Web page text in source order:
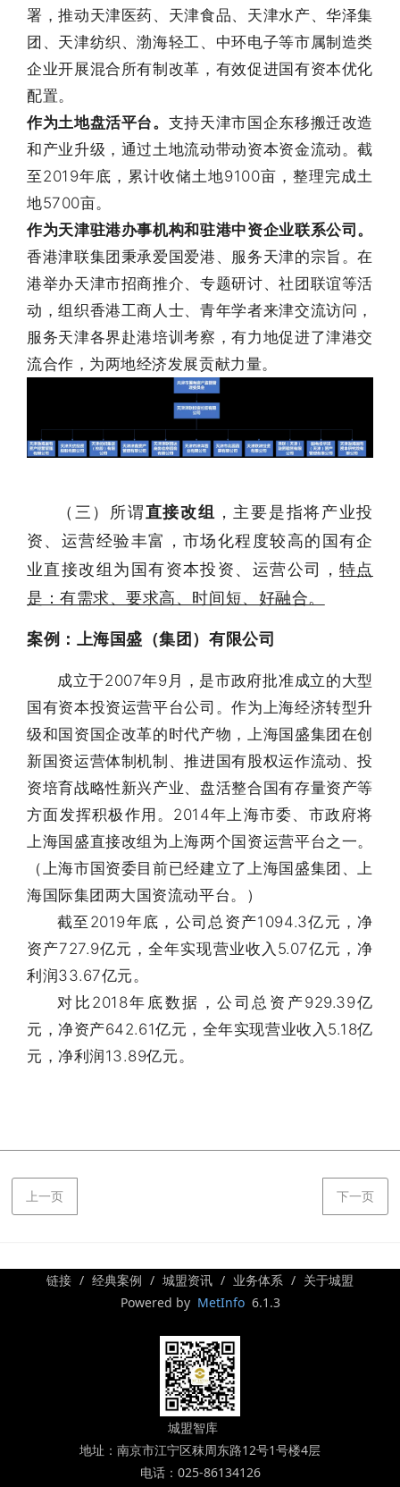
署，推动天津医药、天津食品、天津水产、华泽集
团、天津纺织、渤海轻工、中环电子等市属制造类
企业开展混合所有制改革，有效促进国有资本优化
配置。
作为土地盘活平台。 支持天津市国企东移搬迁改造
和产业升级，通过土地流动带动资本资金流动。截
至2019年底，累计收储土地9100亩，整理完成土
地5700亩。
作为天津驻港办事机构和驻港中资企业联系公司。
香港津联集团秉承爱国爱港、服务天津的宗旨。在
港举办天津市招商推介、专题研讨、社团联谊等活
动，组织香港工商人士、青年学者来津交流访问，
服务天津各界赴港培训考察，有力地促进了津港交
流合作，为两地经济发展贡献力量。
（三）所谓直接改组 ，主要是指将产业投
资、运营经验丰富，市场化程度较高的国有企
业直接改组为国有资本投资、运营公司，特点
是：有需求、要求高、时间短、好融合。
案例：上海国盛（集团）有限公司
成立于2007年9月，是市政府批准成立的大型
国有资本投资运营平台公司。作为上海经济转型升
级和国资国企改革的时代产物，上海国盛集团在创
新国资运营体制机制、推进国有股权运作流动、投
资培育战略性新兴产业、盘活整合国有存量资产等
方面发挥积极作用。 2014年上海市委、市政府将
上海国盛直接改组为上海两个国资运营平台之一。
（上海市国资委目前已经建立了上海国盛集团、上
海国际集团两大国资流动平台。）
截至2019年底，公司总资产1094.3亿元，净
资产727.9亿元，全年实现营业收入5.07亿元，净
利润33.67亿元。
对比2018年底数据，公司总资产929.39亿
元，净资产642.61亿元，全年实现营业收入5.18亿
元，净利润13.89亿元。
上一页 下一页
链接 经典案例 城盟资讯 业务体系
关于城盟
Powered by MetInfo6.1.3
城盟智库
地址：南京市江宁区秣周东路12号1号楼4层
电话：025-86134126